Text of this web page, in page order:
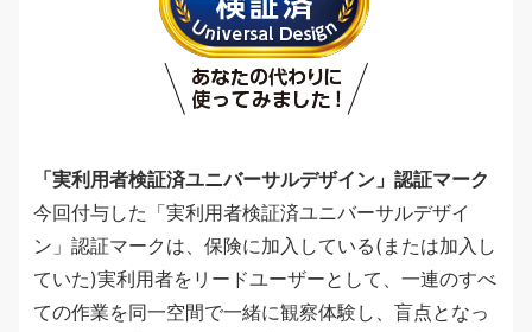
「実利用者検証済ユニバーサルデザイン」認証マーク
今回付与した「実利用者検証済ユニバーサルデザイ
ン」認証マークは、保険に加入している(または加入し
ていた)実利用者をリードユーザーとして、一連のすべ
ての作業を同一空間で一緒に観察体験し、盲点となっ